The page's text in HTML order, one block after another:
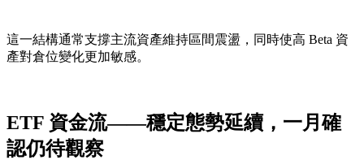
這一結構通常支撐主流資產維持區間震盪，同時使高 Beta 資
產對倉位變化更加敏感。
ETF 資金流——穩定態勢延續，一月確
認仍待觀察